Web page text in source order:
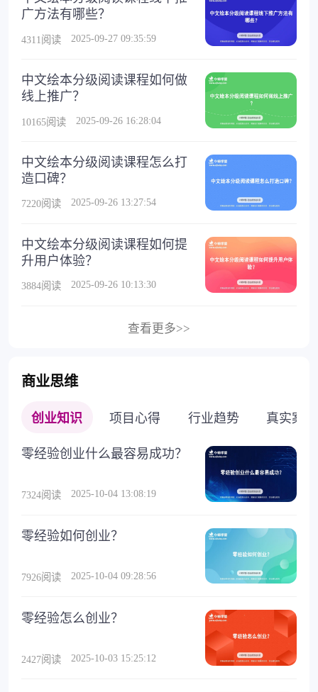
广方法有哪些？
4311阅读 2025-09-27 09:35:59
中文绘本分级阅读课程如何做
线上推广？
10165阅读 2025-09-26 16:28:04
中文绘本分级阅读课程怎么打
造口碑？
7220阅读 2025-09-26 13:27:54
中文绘本分级阅读课程如何提
升用户体验？
3884阅读 2025-09-26 10:13:30
查看更多>>
商业思维
创业知识 项目心得 行业趋势 真实案例
零经验创业什么最容易成功？
7324阅读 2025-10-04 13:08:19
零经验如何创业？
7926阅读 2025-10-04 09:28:56
零经验怎么创业？
2427阅读 2025-10-03 15:25:12